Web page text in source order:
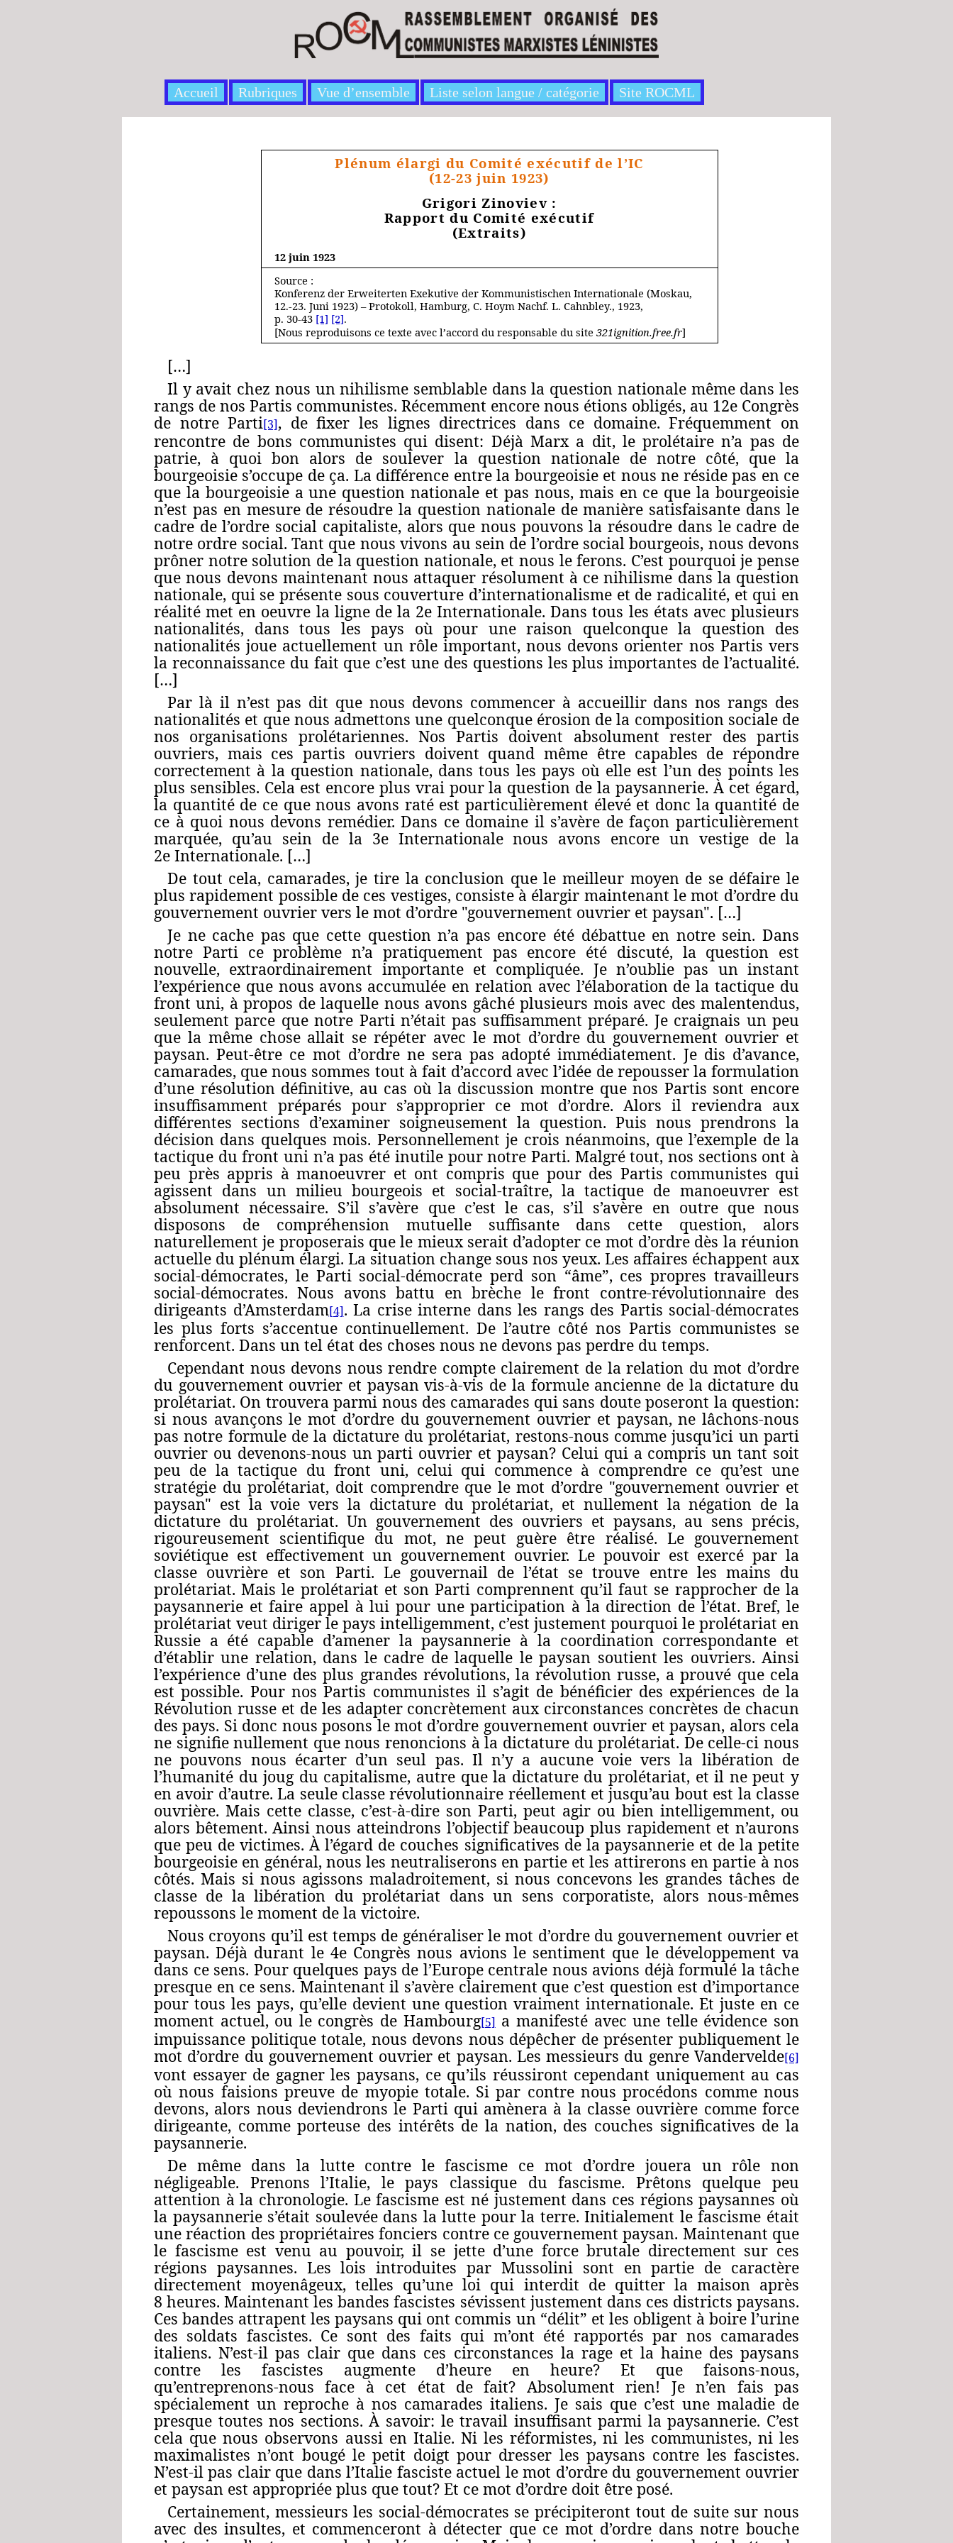
Accueil Rubriques Vue d’ensemble Liste selon langue / catégorie Site ROCML
Plénum élargi du Comité exécutif de l’IC
(12‑23 juin 1923)
Grigori Zinoviev :
Rapport du Comité exécutif
(Extraits)
12 juin 1923
Source :
Konferenz der Erweiterten Exekutive der Kommunistischen Internationale (Moskau,
12.‑23. Juni 1923) – Protokoll, Hamburg, C. Hoym Nachf. L. Cahnbley., 1923,
p. 30‑43 [1] [2].
[Nous reproduisons ce texte avec l’accord du responsable du site321ignition.free.fr]
[…]
Il y avait chez nous un nihilisme semblable dans la question nationale même dans les
rangs de nos Partis communistes. Récemment encore nous étions obligés, au 12e Congrès
de notre Parti[3], de fixer les lignes directrices dans ce domaine. Fréquemment on
rencontre de bons communistes qui disent: Déjà Marx a dit, le prolétaire n’a pas de
patrie, à quoi bon alors de soulever la question nationale de notre côté, que la
bourgeoisie s’occupe de ça. La différence entre la bourgeoisie et nous ne réside pas en ce
que la bourgeoisie a une question nationale et pas nous, mais en ce que la bourgeoisie
n’est pas en mesure de résoudre la question nationale de manière satisfaisante dans le
cadre de l’ordre social capitaliste, alors que nous pouvons la résoudre dans le cadre de
notre ordre social. Tant que nous vivons au sein de l’ordre social bourgeois, nous devons
prôner notre solution de la question nationale, et nous le ferons. C’est pourquoi je pense
que nous devons maintenant nous attaquer résolument à ce nihilisme dans la question
nationale, qui se présente sous couverture d’internationalisme et de radicalité, et qui en
réalité met en oeuvre la ligne de la 2e Internationale. Dans tous les états avec plusieurs
nationalités, dans tous les pays où pour une raison quelconque la question des
nationalités joue actuellement un rôle important, nous devons orienter nos Partis vers
la reconnaissance du fait que c’est une des questions les plus importantes de l’actualité.
[…]
Par là il n’est pas dit que nous devons commencer à accueillir dans nos rangs des
nationalités et que nous admettons une quelconque érosion de la composition sociale de
nos organisations prolétariennes. Nos Partis doivent absolument rester des partis
ouvriers, mais ces partis ouvriers doivent quand même être capables de répondre
correctement à la question nationale, dans tous les pays où elle est l’un des points les
plus sensibles. Cela est encore plus vrai pour la question de la paysannerie. À cet égard,
la quantité de ce que nous avons raté est particulièrement élevé et donc la quantité de
ce à quoi nous devons remédier. Dans ce domaine il s’avère de façon particulièrement
marquée, qu’au sein de la 3e Internationale nous avons encore un vestige de la
2e Internationale. […]
De tout cela, camarades, je tire la conclusion que le meilleur moyen de se défaire le
plus rapidement possible de ces vestiges, consiste à élargir maintenant le mot d’ordre du
gouvernement ouvrier vers le mot d’ordre "gouvernement ouvrier et paysan". […]
Je ne cache pas que cette question n’a pas encore été débattue en notre sein. Dans
notre Parti ce problème n’a pratiquement pas encore été discuté, la question est
nouvelle, extraordinairement importante et compliquée. Je n’oublie pas un instant
l’expérience que nous avons accumulée en relation avec l’élaboration de la tactique du
front uni, à propos de laquelle nous avons gâché plusieurs mois avec des malentendus,
seulement parce que notre Parti n’était pas suffisamment préparé. Je craignais un peu
que la même chose allait se répéter avec le mot d’ordre du gouvernement ouvrier et
paysan. Peut‑être ce mot d’ordre ne sera pas adopté immédiatement. Je dis d’avance,
camarades, que nous sommes tout à fait d’accord avec l’idée de repousser la formulation
d’une résolution définitive, au cas où la discussion montre que nos Partis sont encore
insuffisamment préparés pour s’approprier ce mot d’ordre. Alors il reviendra aux
différentes sections d’examiner soigneusement la question. Puis nous prendrons la
décision dans quelques mois. Personnellement je crois néanmoins, que l’exemple de la
tactique du front uni n’a pas été inutile pour notre Parti. Malgré tout, nos sections ont à
peu près appris à manoeuvrer et ont compris que pour des Partis communistes qui
agissent dans un milieu bourgeois et social-traître, la tactique de manoeuvrer est
absolument nécessaire. S’il s’avère que c’est le cas, s’il s’avère en outre que nous
disposons de compréhension mutuelle suffisante dans cette question, alors
naturellement je proposerais que le mieux serait d’adopter ce mot d’ordre dès la réunion
actuelle du plénum élargi. La situation change sous nos yeux. Les affaires échappent aux
social-démocrates, le Parti social-démocrate perd son “âme”, ces propres travailleurs
social-démocrates. Nous avons battu en brèche le front contre-révolutionnaire des
dirigeants d’Amsterdam[4]. La crise interne dans les rangs des Partis social-démocrates
les plus forts s’accentue continuellement. De l’autre côté nos Partis communistes se
renforcent. Dans un tel état des choses nous ne devons pas perdre du temps.
Cependant nous devons nous rendre compte clairement de la relation du mot d’ordre
du gouvernement ouvrier et paysan vis‑à‑vis de la formule ancienne de la dictature du
prolétariat. On trouvera parmi nous des camarades qui sans doute poseront la question:
si nous avançons le mot d’ordre du gouvernement ouvrier et paysan, ne lâchons-nous
pas notre formule de la dictature du prolétariat, restons-nous comme jusqu’ici un parti
ouvrier ou devenons-nous un parti ouvrier et paysan? Celui qui a compris un tant soit
peu de la tactique du front uni, celui qui commence à comprendre ce qu’est une
stratégie du prolétariat, doit comprendre que le mot d’ordre "gouvernement ouvrier et
paysan" est la voie vers la dictature du prolétariat, et nullement la négation de la
dictature du prolétariat. Un gouvernement des ouvriers et paysans, au sens précis,
rigoureusement scientifique du mot, ne peut guère être réalisé. Le gouvernement
soviétique est effectivement un gouvernement ouvrier. Le pouvoir est exercé par la
classe ouvrière et son Parti. Le gouvernail de l’état se trouve entre les mains du
prolétariat. Mais le prolétariat et son Parti comprennent qu’il faut se rapprocher de la
paysannerie et faire appel à lui pour une participation à la direction de l’état. Bref, le
prolétariat veut diriger le pays intelligemment, c’est justement pourquoi le prolétariat en
Russie a été capable d’amener la paysannerie à la coordination correspondante et
d’établir une relation, dans le cadre de laquelle le paysan soutient les ouvriers. Ainsi
l’expérience d’une des plus grandes révolutions, la révolution russe, a prouvé que cela
est possible. Pour nos Partis communistes il s’agit de bénéficier des expériences de la
Révolution russe et de les adapter concrètement aux circonstances concrètes de chacun
des pays. Si donc nous posons le mot d’ordre gouvernement ouvrier et paysan, alors cela
ne signifie nullement que nous renoncions à la dictature du prolétariat. De celle-ci nous
ne pouvons nous écarter d’un seul pas. Il n’y a aucune voie vers la libération de
l’humanité du joug du capitalisme, autre que la dictature du prolétariat, et il ne peut y
en avoir d’autre. La seule classe révolutionnaire réellement et jusqu’au bout est la classe
ouvrière. Mais cette classe, c’est‑à‑dire son Parti, peut agir ou bien intelligemment, ou
alors bêtement. Ainsi nous atteindrons l’objectif beaucoup plus rapidement et n’aurons
que peu de victimes. À l’égard de couches significatives de la paysannerie et de la petite
bourgeoisie en général, nous les neutraliserons en partie et les attirerons en partie à nos
côtés. Mais si nous agissons maladroitement, si nous concevons les grandes tâches de
classe de la libération du prolétariat dans un sens corporatiste, alors nous‑mêmes
repoussons le moment de la victoire.
Nous croyons qu’il est temps de généraliser le mot d’ordre du gouvernement ouvrier et
paysan. Déjà durant le 4e Congrès nous avions le sentiment que le développement va
dans ce sens. Pour quelques pays de l’Europe centrale nous avions déjà formulé la tâche
presque en ce sens. Maintenant il s’avère clairement que c’est question est d’importance
pour tous les pays, qu’elle devient une question vraiment internationale. Et juste en ce
moment actuel, ou le congrès de Hambourg[5] a manifesté avec une telle évidence son
impuissance politique totale, nous devons nous dépêcher de présenter publiquement le
mot d’ordre du gouvernement ouvrier et paysan. Les messieurs du genre Vandervelde[6]
vont essayer de gagner les paysans, ce qu’ils réussiront cependant uniquement au cas
où nous faisions preuve de myopie totale. Si par contre nous procédons comme nous
devons, alors nous deviendrons le Parti qui amènera à la classe ouvrière comme force
dirigeante, comme porteuse des intérêts de la nation, des couches significatives de la
paysannerie.
De même dans la lutte contre le fascisme ce mot d’ordre jouera un rôle non
négligeable. Prenons l’Italie, le pays classique du fascisme. Prêtons quelque peu
attention à la chronologie. Le fascisme est né justement dans ces régions paysannes où
la paysannerie s’était soulevée dans la lutte pour la terre. Initialement le fascisme était
une réaction des propriétaires fonciers contre ce gouvernement paysan. Maintenant que
le fascisme est venu au pouvoir, il se jette d’une force brutale directement sur ces
régions paysannes. Les lois introduites par Mussolini sont en partie de caractère
directement moyenâgeux, telles qu’une loi qui interdit de quitter la maison après
8 heures. Maintenant les bandes fascistes sévissent justement dans ces districts paysans.
Ces bandes attrapent les paysans qui ont commis un “délit” et les obligent à boire l’urine
des soldats fascistes. Ce sont des faits qui m’ont été rapportés par nos camarades
italiens. N’est‑il pas clair que dans ces circonstances la rage et la haine des paysans
contre les fascistes augmente d’heure en heure? Et que faisons‑nous,
qu’entreprenons‑nous face à cet état de fait? Absolument rien! Je n’en fais pas
spécialement un reproche à nos camarades italiens. Je sais que c’est une maladie de
presque toutes nos sections. À savoir: le travail insuffisant parmi la paysannerie. C’est
cela que nous observons aussi en Italie. Ni les réformistes, ni les communistes, ni les
maximalistes n’ont bougé le petit doigt pour dresser les paysans contre les fascistes.
N’est‑il pas clair que dans l’Italie fasciste actuel le mot d’ordre du gouvernement ouvrier
et paysan est appropriée plus que tout? Et ce mot d’ordre doit être posé.
Certainement, messieurs les social-démocrates se précipiteront tout de suite sur nous
avec des insultes, et commenceront à détecter que ce mot d’ordre dans notre bouche